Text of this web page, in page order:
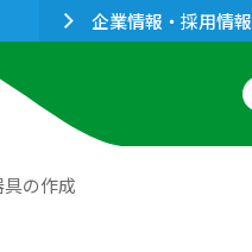
企業情報・採用情報
の作成